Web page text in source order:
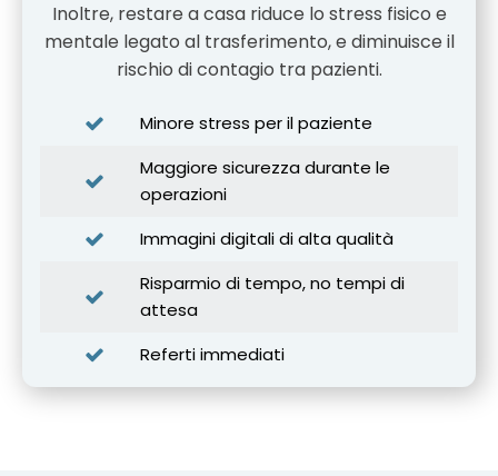
Inoltre, restare a casa riduce lo stress fisico e
mentale legato al trasferimento, e diminuisce il
rischio di contagio tra pazienti.
Minore stress per il paziente
Maggiore sicurezza durante le
operazioni
Immagini digitali di alta qualità
Risparmio di tempo, no tempi di
attesa
Referti immediati